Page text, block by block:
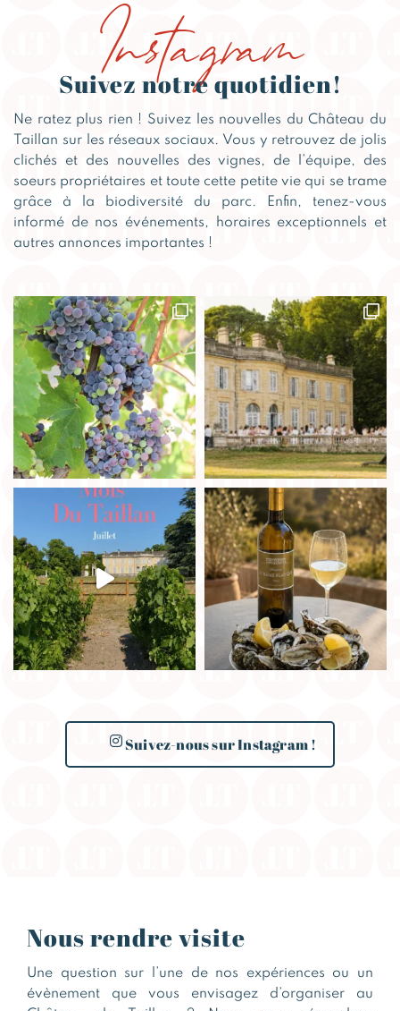
Suivez notre quotidien!
Ne ratez plus rien ! Suivez les nouvelles du Château du
Taillan sur les réseaux sociaux. Vous y retrouvez de jolis
clichés et des nouvelles des vignes, de l’équipe, des
soeurs propriétaires et toute cette petite vie qui se trame
grâce à la biodiversité du parc. Enfin, tenez-vous
informé de nos événements, horaires exceptionnels et
autres annonces importantes !
Suivez-nous sur Instagram !
Nous rendre visite
Une question sur l’une de nos expériences ou un
évènement que vous envisagez d’organiser au